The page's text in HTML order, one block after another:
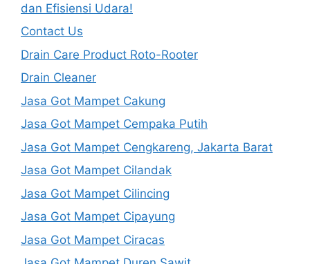
dan Efisiensi Udara!
Contact Us
Drain Care Product Roto-Rooter
Drain Cleaner
Jasa Got Mampet Cakung
Jasa Got Mampet Cempaka Putih
Jasa Got Mampet Cengkareng, Jakarta Barat
Jasa Got Mampet Cilandak
Jasa Got Mampet Cilincing
Jasa Got Mampet Cipayung
Jasa Got Mampet Ciracas